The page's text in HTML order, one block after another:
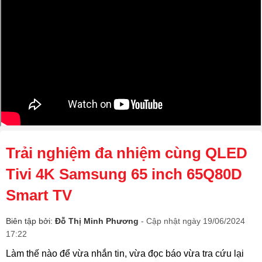
Trải nghiệm đa nhiệm cùng QLED
Tivi 4K Samsung 65 inch 65Q80D
Smart TV
Biên tập bởi: Đỗ Thị Minh Phương - Cập nhật ngày 19/06/2024
17:22
Làm thế nào để vừa nhắn tin, vừa đọc báo vừa tra cứu lại